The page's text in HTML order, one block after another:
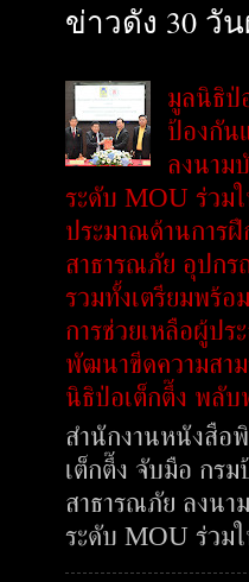
ข่าวดัง 30 วั
มูลนิธิป่
ป้องกัน
ลงนาม
ระดับ MOU ร่วม
ประมาณด้านการ
สาธารณภัย อุปกร
รวมทั้งเตรียมพร้
การช่วยเหลือผู้ป
พัฒนาขีดความสา
นิธิป่อเต็กตึ๊ง พลับ
สำนักงานหนังสือ
เต็กตึ๊ง จับมือ กรม
สาธารณภัย ลงนา
ระดับ MOU ร่วม